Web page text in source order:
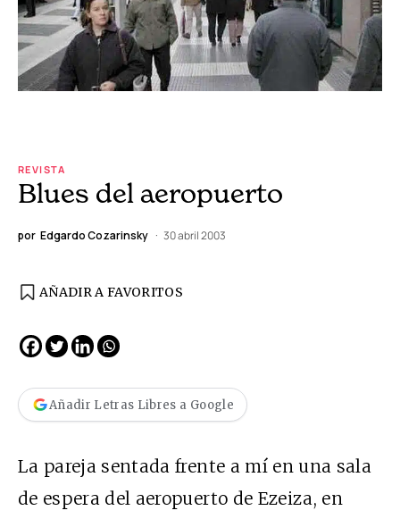
REVISTA
Blues del aeropuerto
por Edgardo Cozarinsky 30 abril 2003
AÑADIR A FAVORITOS
Añadir Letras Libres a Google
La pareja sentada frente a mí en una sala
de espera del aeropuerto de Ezeiza, en